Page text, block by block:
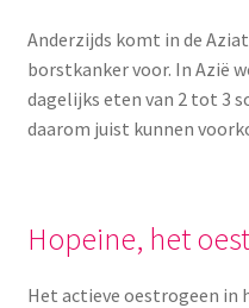
Anderzijds komt in de
borstkanker voor. In Azië
dagelijks eten van 2 tot 3
daarom juist kunnen
Hopeine, het
Het actieve oestrogeen in